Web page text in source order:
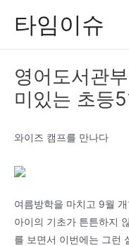
타임이슈
영어도서관
미있는 초등
와이즈 캠프를 만나다
여름방학을 마치고 9월
아이의 기초가 튼튼하지
를 보면서 이번에는 그런